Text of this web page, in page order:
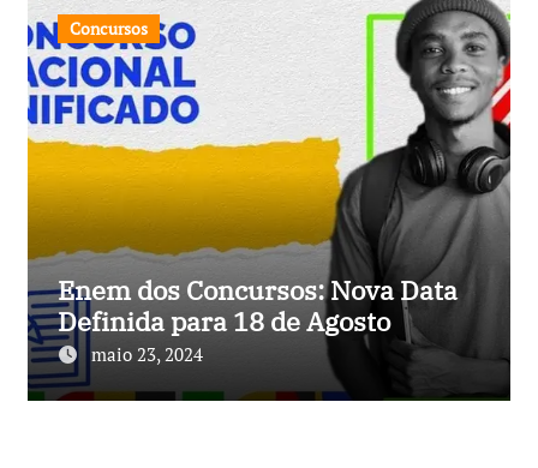
Concursos
Enem dos Concursos: Nova Data
Definida para 18 de Agosto
maio 23, 2024